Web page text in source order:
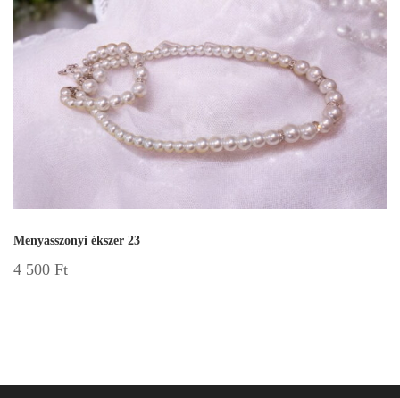
Menyasszonyi ékszer 23
4 500 Ft